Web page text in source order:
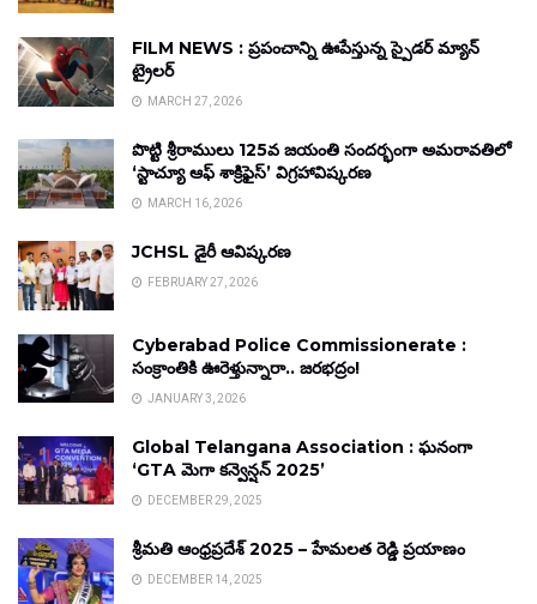
FILM NEWS : ప్రపంచాన్ని ఊపేస్తున్న స్పైడర్ మ్యాన్
ట్రైలర్
MARCH 27, 2026
పొట్టి శ్రీరాములు 125వ జయంతి సందర్భంగా అమరావతిలో
‘స్టాచ్యూ ఆఫ్ శాక్రిఫైస్’ విగ్రహావిష్కరణ
MARCH 16, 2026
JCHSL డైరీ ఆవిష్కరణ
FEBRUARY 27, 2026
Cyberabad Police Commissionerate :
సంక్రాంతికి ఊరెళ్తున్నారా.. జరభద్రం!
JANUARY 3, 2026
Global Telangana Association : ఘనంగా
‘GTA మెగా కన్వెన్షన్ 2025’
DECEMBER 29, 2025
శ్రీమతి ఆంధ్రప్రదేశ్ 2025 – హేమలత రెడ్డి ప్రయాణం
DECEMBER 14, 2025